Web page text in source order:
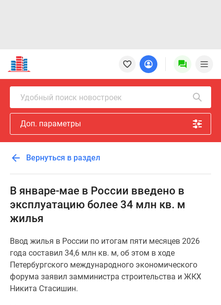
Новостройки
Квартиры
Ипотека
Новостройки
Москвы
Новостройки
Подмосковья
Новостройки
Москвы
Готовые
новостройки
Новостройки
карте
предложения
Коммерческие
помещения
Продавцы
Удобный поиск новостроек
Доп. параметры
Вернуться в раздел
В январе-мае в России введено в
эксплуатацию более 34 млн кв. м
жилья
Ввод жилья в России по итогам пяти месяцев 2026
года составил 34,6 млн кв. м, об этом в ходе
Петербургского международного экономического
форума заявил замминистра строительства и ЖКХ
Никита Стасишин.